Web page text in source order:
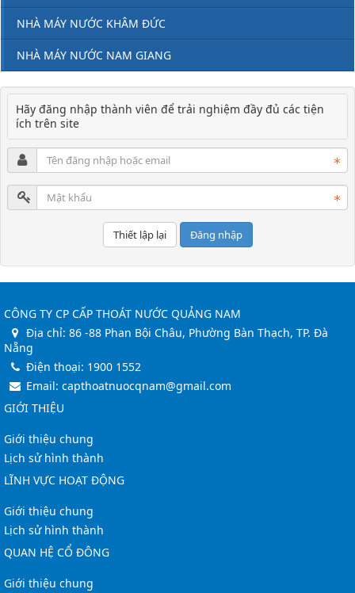
NHÀ MÁY NƯỚC KHÂM ĐỨC
NHÀ MÁY NƯỚC NAM GIANG
Hãy đăng nhập thành viên để trải nghiệm đầy đủ các tiện
ích trên site
Đăng nhập
CÔNG TY CP CẤP THOÁT NƯỚC QUẢNG NAM
Địa chỉ: 86 -88 Phan Bội Châu, Phường Bàn Thạch, TP. Đà
Nẵng
Điện thoại: 1900 1552
Email: capthoatnuocqnam@gmail.com
GIỚI THIỆU
Giới thiệu chung
Lịch sử hình thành
LĨNH VỰC HOẠT ĐỘNG
Giới thiệu chung
Lịch sử hình thành
QUAN HỆ CỔ ĐÔNG
Giới thiệu chung